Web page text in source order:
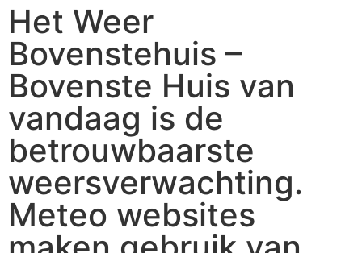
Het Weer
Bovenstehuis –
Bovenste Huis van
vandaag is de
betrouwbaarste
weersverwachting.
Meteo websites